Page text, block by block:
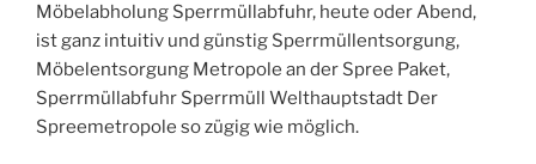
Möbelabholung Sperrmüllabfuhr, heute oder Abend,
ist ganz intuitiv und günstig Sperrmüllentsorgung,
Möbelentsorgung Metropole an der Spree Paket,
Sperrmüllabfuhr Sperrmüll Welthauptstadt Der
Spreemetropole so zügig wie möglich.